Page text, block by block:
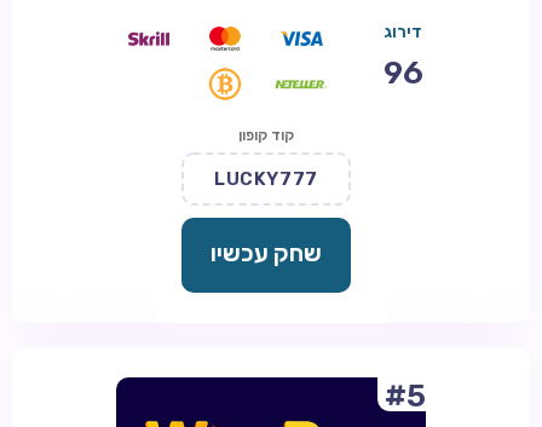
דירוג
96
קוד קופון
LUCKY777
שחק עכשיו
#5